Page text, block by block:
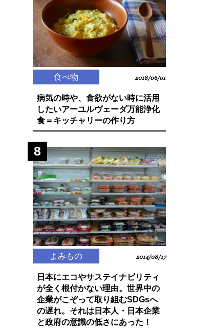
食べ物 2018/06/01
病気の時や、食欲がない時に活用
したいアーユルヴェーダ万能浄化
食＝キッチャリーの作り方
8
よみもの 2014/08/17
日本にエコやサステイナビリティ
が全く根付かない理由。世界中の
企業がこぞって取り組むSDGsへ
の遅れ。それは日本人・日本企業
と政府の意識の低さにあった！